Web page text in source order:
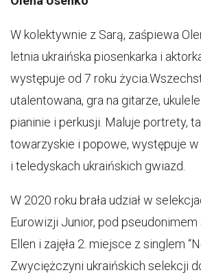
W kolektywnie z Sarą, zaśpiewa
letnia ukraińska piosenkarka i
występuje od 7 roku
utalentowana, gra na gitarze,
pianinie i perkusji. Maluje portrety,
towarzyskie i popowe, występuje w
i teledyskach ukraińskich gwiazd.
W 2020 roku brała udział w
Eurowizji Junior, pod
Ellen i zajęła 2. miejsce z singlem
Zwyciężczyni ukraińskich selekcji